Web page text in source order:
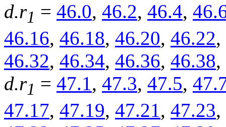
d.r1 = 46.0, 46.2, 46.4,
46.16, 46.18, 46.20, 46.22,
46.32, 46.34, 46.36, 46.38,
d.r1 = 47.1, 47.3, 47.5,
47.17, 47.19, 47.21, 47.23,